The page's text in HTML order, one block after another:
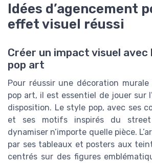
Idées d’agencement
effet visuel réussi
Créer un impact visuel avec
pop art
Pour réussir une décoration
pop art, il est essentiel de jouer sur
disposition. Le style pop, avec ses
et ses motifs inspirés du
dynamiser n’importe quelle pièce.
par ses tableaux et posters aux
centrés sur des figures